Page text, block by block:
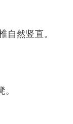
自然竖直。